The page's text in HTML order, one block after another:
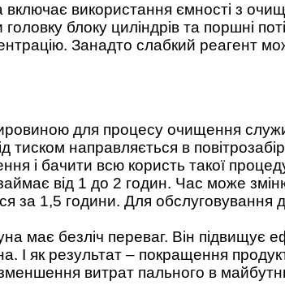
використання ємності з
блоку циліндрів та поршні
Занадто слабкий реагент
для процесу очищення
направляється в
і бачити всю користь такої
від 1 до 2 годин. Час може
за 1,5 години. Для обслуговування
має безліч переваг. Він підвищує
І як результат – покращення
витрат пального в